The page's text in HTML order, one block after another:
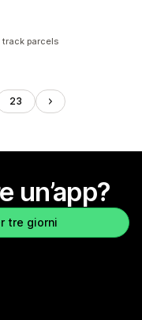
track parcels
23
un’app?
tre giorni